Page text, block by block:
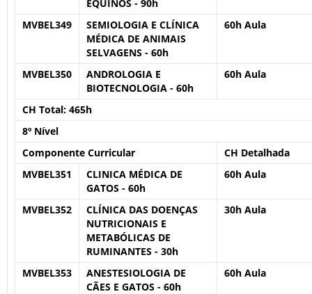
EQUINOS - 90h
MVBEL349
SEMIOLOGIA E CLÍNICA
MÉDICA DE ANIMAIS
SELVAGENS - 60h
60h Aula
MVBEL350
ANDROLOGIA E
BIOTECNOLOGIA - 60h
60h Aula
CH Total: 465h
8º Nível
Componente Curricular
CH Detalhada
MVBEL351
CLINICA MÉDICA DE
GATOS - 60h
60h Aula
MVBEL352
CLÍNICA DAS DOENÇAS
NUTRICIONAIS E
METABÓLICAS DE
RUMINANTES - 30h
30h Aula
MVBEL353
ANESTESIOLOGIA DE
CÃES E GATOS - 60h
60h Aula